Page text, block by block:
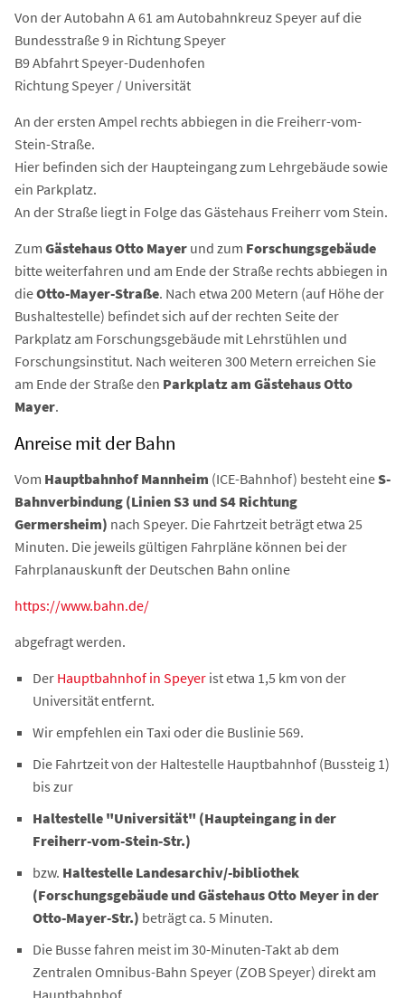
Von der Autobahn A 61 am Autobahnkreuz Speyer auf die
Bundesstraße 9 in Richtung Speyer
B9 Abfahrt Speyer-Dudenhofen
Richtung Speyer / Universität
An der ersten Ampel rechts abbiegen in die Freiherr-vom-
Stein-Straße.
Hier befinden sich der Haupteingang zum Lehrgebäude sowie
ein Parkplatz.
An der Straße liegt in Folge das Gästehaus Freiherr vom Stein.
Zum Gästehaus Otto Mayer und zum Forschungsgebäude
bitte weiterfahren und am Ende der Straße rechts abbiegen in
dieOtto-Mayer-Straße. Nach etwa 200 Metern (auf Höhe der
Bushaltestelle) befindet sich auf der rechten Seite der
Parkplatz am Forschungsgebäude mit Lehrstühlen und
Forschungsinstitut. Nach weiteren 300 Metern erreichen Sie
am Ende der Straße den Parkplatz am Gästehaus Otto
Mayer.
Anreise mit der Bahn
Vom Hauptbahnhof Mannheim (ICE-Bahnhof) besteht eineS-
Bahnverbindung (Linien S3 und S4 Richtung
Germersheim) nach Speyer. Die Fahrtzeit beträgt etwa 25
Minuten. Die jeweils gültigen Fahrpläne können bei der
Fahrplanauskunft der Deutschen Bahn online
https://www.bahn.de/
abgefragt werden.
Der Hauptbahnhof in Speyer ist etwa 1,5 km von der
Universität entfernt.
Wir empfehlen ein Taxi oder die Buslinie 569.
Die Fahrtzeit von der Haltestelle Hauptbahnhof (Bussteig 1)
bis zur
Haltestelle "Universität" (Haupteingang in der
Freiherr-vom-Stein-Str.)
bzw. Haltestelle Landesarchiv/-bibliothek
(Forschungsgebäude und Gästehaus Otto Meyer in der
Otto-Mayer-Str.) beträgt ca. 5 Minuten.
Die Busse fahren meist im 30-Minuten-Takt ab dem
Zentralen Omnibus-Bahn Speyer (ZOB Speyer) direkt am
Hauptbahnhof